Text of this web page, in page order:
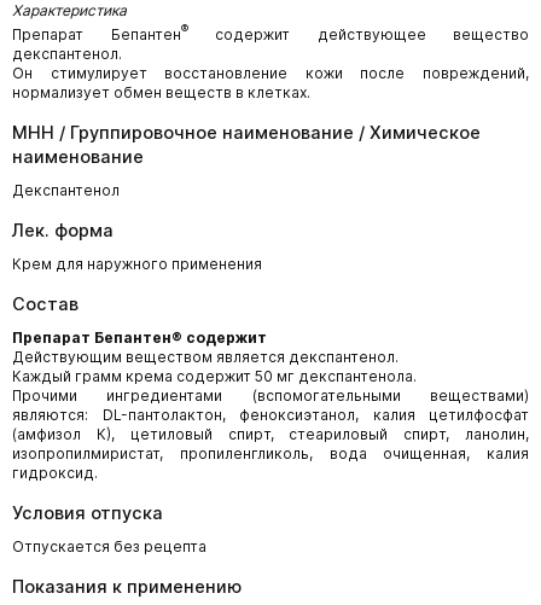
Характеристика
Препарат Бепантен®содержит действующее вещество
декспантенол.
Он стимулирует восстановление кожи после повреждений,
нормализует обмен веществ в клетках.
МНН / Группировочное наименование / Химическое
наименование
Декспантенол
Лек. форма
Крем для наружного применения
Состав
Препарат Бепантен® содержит
Действующим веществом является декспантенол.
Каждый грамм крема содержит 50 мг декспантенола.
Прочими ингредиентами (вспомогательными веществами)
являются: DL-пантолактон, феноксиэтанол, калия цетилфосфат
(амфизол К), цетиловый спирт, стеариловый спирт, ланолин,
изопропилмиристат, пропиленгликоль, вода очищенная, калия
гидроксид.
Условия отпуска
Отпускается без рецепта
Показания к применению